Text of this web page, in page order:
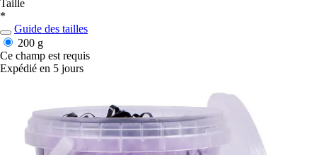
Taille
*
Guide des tailles
200 g
Ce champ est requis
Expédié en 5 jours